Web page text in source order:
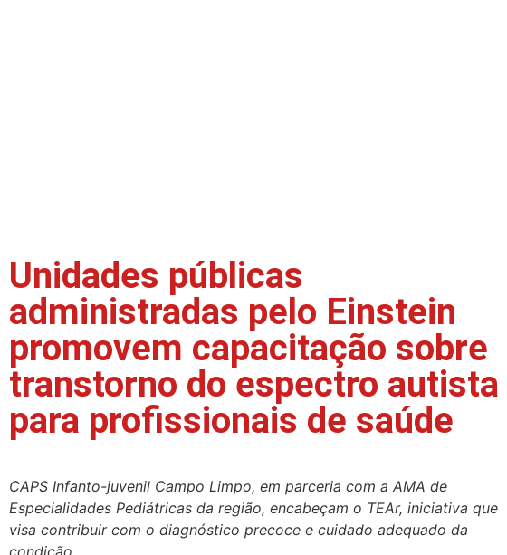
Unidades públicas
administradas pelo Einstein
promovem capacitação sobre
transtorno do espectro autista
para profissionais de saúde
CAPS Infanto-juvenil Campo Limpo, em parceria com a AMA de
Especialidades Pediátricas da região, encabeçam o TEAr, iniciativa que
visa contribuir com o diagnóstico precoce e cuidado adequado da
condição